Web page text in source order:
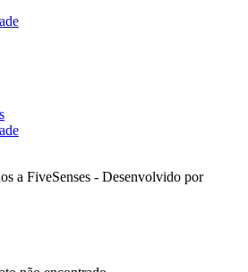
a FiveSenses - Desenvolvido por